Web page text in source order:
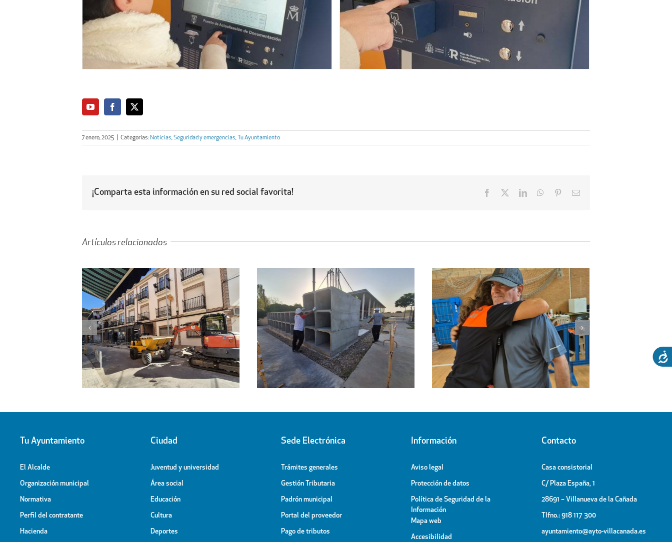
7 enero, 2025 Categorías: Noticias,Seguridad y emergencias, Tu Ayuntamiento
¡Comparta esta información en su red social favorita! Facebook LinkedInWhatsApp
PinterestEmail
Artículos relacionados
Obras de ampliación del
Cementerio-Tanatorio Municipal
Regresa a sus hogares el centenar
de personas acogidas en el
Pabellón Cubierto
El espectáculo de la Generación
OT, broche final de las Fiestas
Patronales
al
Tu Ayuntamiento
El Alcalde
Organización municipal
Normativa
Perfil del contratante
Hacienda
Ciudad
Juventud y universidad
Área social
Educación
Cultura
Deportes
Sede Electrónica
Trámites generales
Gestión Tributaria
Padrón municipal
Portal del proveedor
Pago de tributos
Información
Aviso legal
Protección de datos
Política de Seguridad de la
Información
Mapa web
Accesibilidad
Contacto
Casa consistorial
C/ Plaza España, 1
28691 – Villanueva de la Cañada
Tlfno.: 918 117 300
ayuntamiento@ayto-villacanada.es